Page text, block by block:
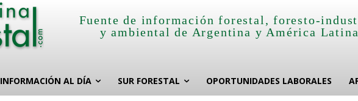
Fuente de información forestal, foresto-
y ambiental de Argentina y América
INFORMACIÓN AL DÍA SUR FORESTAL OPORTUNIDADES LABORALES